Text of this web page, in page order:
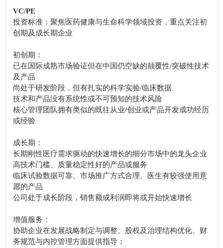
VC/PE
投资标准：聚焦医药健康与生命科学领域投资，重点关注初
创期及成长期企业
初创期：
已在国际成熟市场验证但在中国仍空缺的颠覆性/突破性技术
及产品
尚处于研发阶段，但有扎实的科学实验/临床数据
技术和产品没有系统性或不可预知的技术风险
核心管理团队拥有类似的既往从业/创业或产品开发成功经历
或经验
成长期：
长期刚性医疗需求驱动的快速增长的细分市场中的龙头企业
高技术门槛、质量稳定性好的产品或服务
临床试验数据可靠、市场推广方式合理、医生有较强使用意
愿的产品
公司处于成长阶段，销售额或利润即将或开始快速增长
增值服务：
协助企业在发展战略制定与调整、股权及治理结构优化、财
务规范与内控管理方面提供指导；